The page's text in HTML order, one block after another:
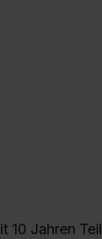
10 Jahren Teil